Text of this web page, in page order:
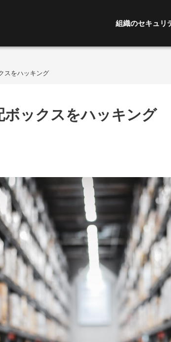
組織のセキュリ
スをハッキング
ックスをハッキング